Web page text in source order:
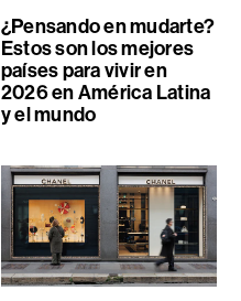
¿Pensando en mudarte?
Estos son los mejores
países para vivir en
2026 en América Latina
y el mundo